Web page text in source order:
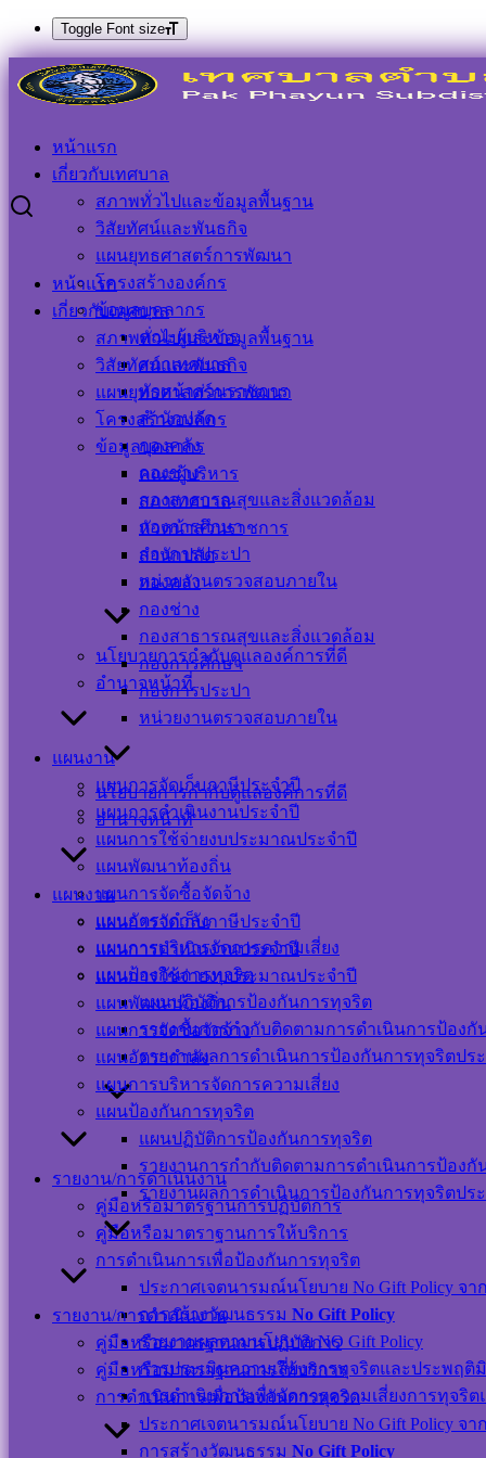
Toggle Font size
Skip
หน้าแรก
เกี่ยวกับเทศบาล
สภาพทั่วไปและข้อมูลพื้นฐาน
วิสัยทัศน์และพันธกิจ
แผนยุทธศาสตร์การพัฒนา
โครงสร้างองค์กร
ข้อมูลบุคลากร
คณะผู้บริหาร
สภาเทศบาล
หัวหน้าส่วนราชการ
สำนักปลัด
กองคลัง
กองช่าง
กองสาธารณสุขและสิ่งแวดล้อม
กองการศึกษา
กองการประปา
หน่วยงานตรวจสอบภายใน
นโยบายการกำกับดูแลองค์การที่ดี
อำนาจหน้าที่
แผนงาน
แผนการจัดเก็บภาษีประจำปี
แผนการดำเนินงานประจำปี
แผนการใช้จ่ายงบประมาณประจำปี
แผนพัฒนาท้องถิ่น
แผนการจัดซื้อจัดจ้าง
แผนอัตรากำลัง
แผนการบริหารจัดการความเสี่ยง
แผนป้องกันการทุจริต
แผนปฏิบัติการป้องกันการทุจริต
รายงานการกำกับติดตามการดำเนินการป้องกั
รายงานผลการดำเนินการป้องกันการทุจริตปร
รายงาน/การดำเนินงาน
คู่มือหรือมาตรฐานการปฏิบัติการ
คู่มือหรือมาตราฐานการให้บริการ
การดำเนินการเพื่อป้องกันการทุจริต
ประกาศเจตนารมณ์นโยบาย No Gift Policy จ
การสร้างวัฒนธรรม No Gift Policy
รายงานผลตามนโยบาย NO Gift Policy
การประเมินความเสี่ยงการทุจริตและประพฤติ
การดำเนินการเพื่อจัดการความเสี่ยงการทุจริ
หน้าแรก
เกี่ยวกับเทศบาล
สภาพทั่วไปและข้อมูลพื้นฐาน
วิสัยทัศน์และพันธกิจ
แผนยุทธศาสตร์การพัฒนา
โครงสร้างองค์กร
ข้อมูลบุคลากร
คณะผู้บริหาร
สภาเทศบาล
หัวหน้าส่วนราชการ
สำนักปลัด
กองคลัง
กองช่าง
กองสาธารณสุขและสิ่งแวดล้อม
กองการศึกษา
กองการประปา
หน่วยงานตรวจสอบภายใน
นโยบายการกำกับดูแลองค์การที่ดี
อำนาจหน้าที่
แผนงาน
แผนการจัดเก็บภาษีประจำปี
แผนการดำเนินงานประจำปี
แผนการใช้จ่ายงบประมาณประจำปี
แผนพัฒนาท้องถิ่น
แผนการจัดซื้อจัดจ้าง
แผนอัตรากำลัง
แผนการบริหารจัดการความเสี่ยง
แผนป้องกันการทุจริต
แผนปฏิบัติการป้องกันการทุจริต
รายงานการกำกับติดตามการดำเนินการป้องกั
รายงานผลการดำเนินการป้องกันการทุจริตปร
รายงาน/การดำเนินงาน
คู่มือหรือมาตรฐานการปฏิบัติการ
คู่มือหรือมาตราฐานการให้บริการ
การดำเนินการเพื่อป้องกันการทุจริต
ประกาศเจตนารมณ์นโยบาย No Gift Policy จ
การสร้างวัฒนธรรม No Gift Policy
Search
Search
เปิดโลกการศึกษา สร้างปัญาเด็กพัทลุง ครั้งที่ ๑๖ ประจำปี
เปิดโลกการศึกษา สร้างปัญาเด็กพัทลุง
ครั้งที่ ๑๖ ประจำปี ๒๕๖๕
21 กันยายน 202221 กันยายน 2022
เทศบาลตำบลปากพะยูน
ข่าวกิจกรรม
ประชาสัมพันธ์
Visitor Counter
Users Today : 19
Users This Month :
Users This Year :
Total Users : 39495
Who's Online : 0
216.73.216.114
Powered By WPS Visitor
เครือข่าย
สังคม
ออนไลน์
แผนผังเว็บไซต์
นโยบายการ
คุ้มครองข้อมูล
ส่วนบุคคล และ
การใช้งานคุกกี้
นโยบายการ
รักษาความ
มั่นคงปลอดภัย
©สงวนลิขสิทธิ์ เทศบาลตำบลปากพะยูน.